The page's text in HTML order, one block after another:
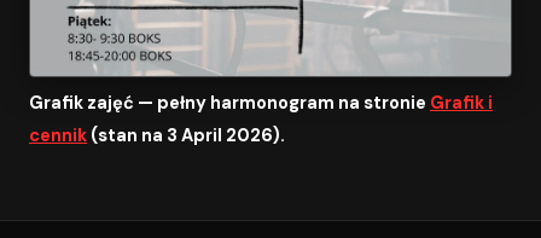
Grafik zajęć — pełny harmonogram na stronie Grafik i
cennik (stan na 3 April 2026).